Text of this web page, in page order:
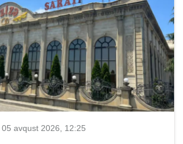
05 avqust 2026, 12:25